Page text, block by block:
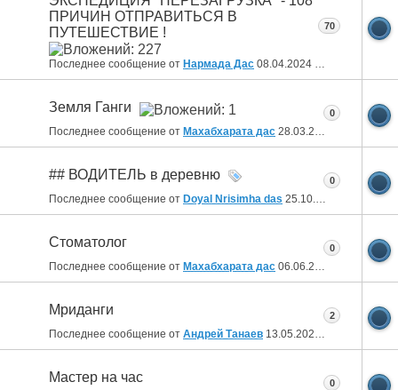
ПРИЧИН ОТПРАВИТЬСЯ В
ПУТЕШЕСТВИЕ !
Последнее сообщение от Нармада Дас 08.04.2024 14:31
70
Земля Ганги
Последнее сообщение от Махабхарата дас 28.03.2024
0
## ВОДИТЕЛЬ в деревню
Последнее сообщение от Doyal Nrisimha das 25.10.2023
0
Стоматолог
Последнее сообщение от Махабхарата дас 06.06.2023
0
Мриданги
Последнее сообщение от Андрей Танаев 13.05.2023 18:56
2
Мастер на час 0